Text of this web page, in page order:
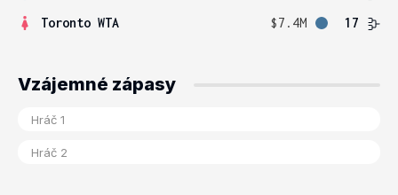
Toronto WTA
$7.4M 17
Vzájemné zápasy